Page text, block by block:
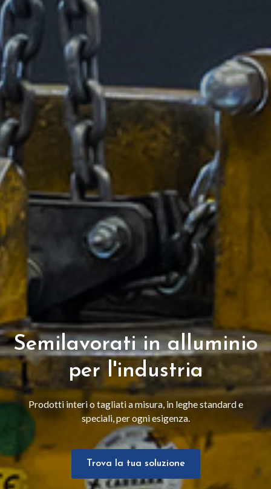
Lamiere lisce e mandorlate
Lamiere laminate a caldo
Piastre fuse
Piastre fresate
Altri
prodotti
Bronzo
Ottone
Ghisa
Acciaio
Inox
Semilavorati in alluminio
per l'industria
Prodotti interi o tagliati a misura, in leghe standard e
speciali, per ogni esigenza.
Trova la tua soluzione